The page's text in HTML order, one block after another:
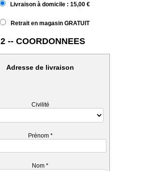
Livraison à domicile : 15,00 €
Retrait en magasin GRATUIT
2 -- COORDONNEES
Adresse de livraison
Civilité
Prénom *
Nom *